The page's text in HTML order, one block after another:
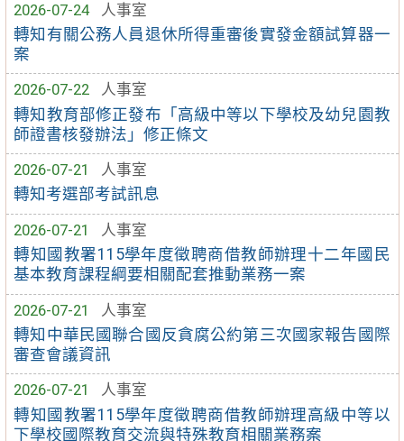
2026-07-24
人事室
轉知有關公務人員退休所得重審後實發金額試算器一
案
2026-07-22
人事室
轉知教育部修正發布「高級中等以下學校及幼兒園教
師證書核發辦法」修正條文
2026-07-21
人事室
轉知考選部考試訊息
2026-07-21
人事室
轉知國教署115學年度徵聘商借教師辦理十二年國民
基本教育課程綱要相關配套推動業務一案
2026-07-21
人事室
轉知中華民國聯合國反貪腐公約第三次國家報告國際
審查會議資訊
2026-07-21
人事室
轉知國教署115學年度徵聘商借教師辦理高級中等以
下學校國際教育交流與特殊教育相關業務案